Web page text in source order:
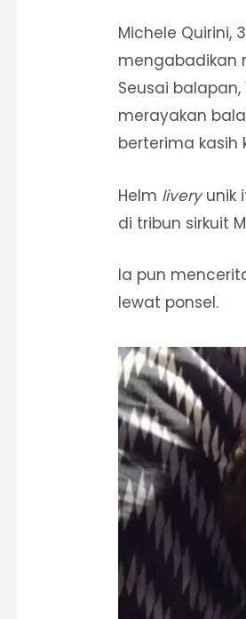
Michele Quirini,
mengabadikan
Seusai
merayakan
berterima kasih
Helm liveryunik
di tribun sirkuit
Ia pun
lewat ponsel.